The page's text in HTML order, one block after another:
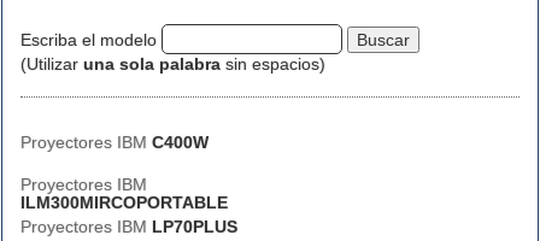
Escriba el modelo
(Utilizar una sola palabra sin espacios)
Proyectores IBM C400W
Proyectores IBM
ILM300MIRCOPORTABLE
Proyectores IBM LP70PLUS